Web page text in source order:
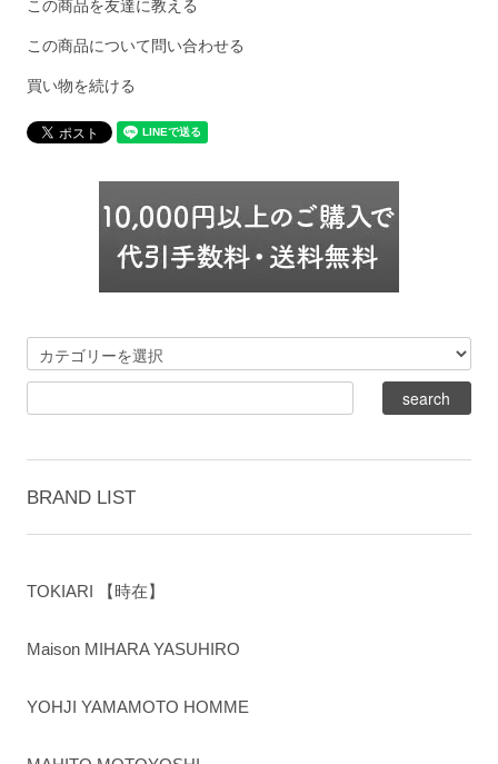
この商品を友達に教える
この商品について問い合わせる
買い物を続ける
BRAND LIST
TOKIARI 【時在】
Maison MIHARA YASUHIRO
YOHJI YAMAMOTO HOMME